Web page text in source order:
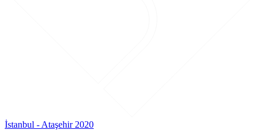
İstanbul - Ataşehir 2020